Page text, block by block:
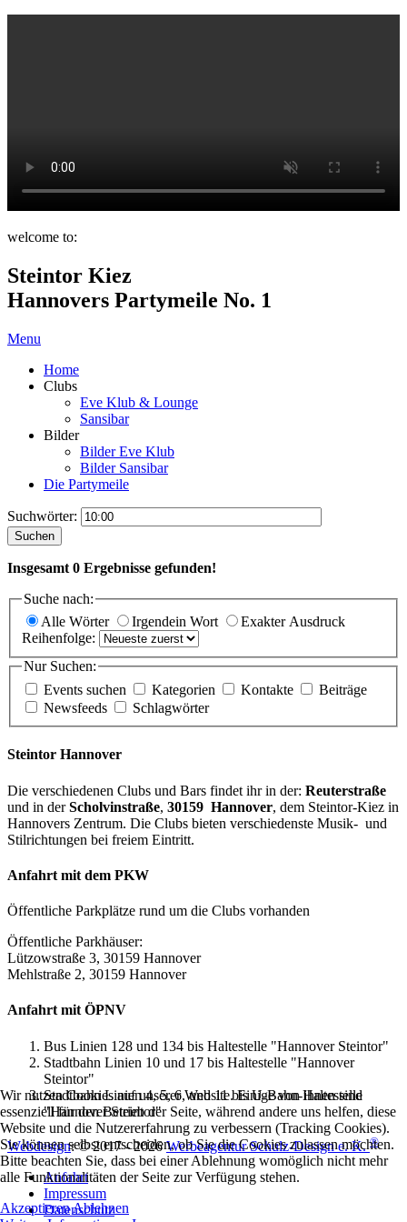
welcome to:
Steintor Kiez
Hannovers Partymeile No. 1
Menu
Home
Clubs
Eve Klub & Lounge
Sansibar
Bilder
Bilder Eve Klub
Bilder Sansibar
Die Partymeile
Suchwörter:
Suchen
Insgesamt 0 Ergebnisse gefunden!
Suche nach:
Alle Wörter
Irgendein Wort
Exakter Ausdruck
Reihenfolge:
Nur Suchen:
Events suchen
Kategorien Kontakte
Beiträge
Newsfeeds
Schlagwörter
Steintor Hannover
Die verschiedenen Clubs und Bars findet ihr in der: Reuterstraße
und in derScholvinstraße, 30159 Hannover, dem Steintor-Kiez in
Hannovers Zentrum. Die Clubs bieten verschiedenste Musik- und
Stilrichtungen bei freiem Eintritt.
Anfahrt mit dem PKW
Öffentliche Parkplätze rund um die Clubs vorhanden
Öffentliche Parkhäuser:
Lützowstraße 3, 30159 Hannover
Mehlstraße 2, 30159 Hannover
Anfahrt mit ÖPNV
Bus Linien 128 und 134 bis Haltestelle "Hannover Steintor"
Stadtbahn Linien 10 und 17 bis Haltestelle "Hannover
Steintor"
Stadtbahn Linien 4, 5, 6, und 11 bis U-Bahn-Haltestelle
"Hannover Steintor"
Webdesign: © 2017 - 2026Werbeagentur Schulz-Design e. K.®
Anfahrt
Impressum
Datenschutz
Wir nutzen Cookies auf unserer Website. Einige von ihnen sind
essenziell für den Betrieb der Seite, während andere uns helfen, diese
Website und die Nutzererfahrung zu verbessern (Tracking Cookies).
Sie können selbst entscheiden, ob Sie die Cookies zulassen möchten.
Bitte beachten Sie, dass bei einer Ablehnung womöglich nicht mehr
alle Funktionalitäten der Seite zur Verfügung stehen.
AkzeptierenAblehnen